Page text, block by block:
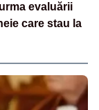
evaluării
care stau la